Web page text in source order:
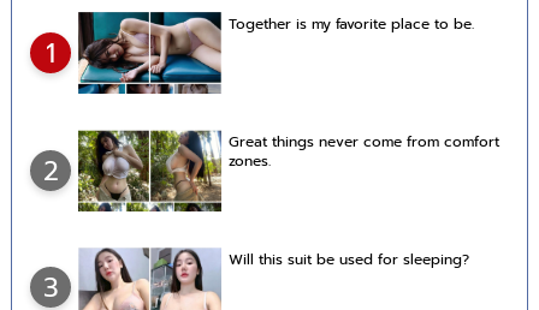
1
Together is my favorite place to be.
2
Great things never come from comfort
zones.
3
Will this suit be used for sleeping?